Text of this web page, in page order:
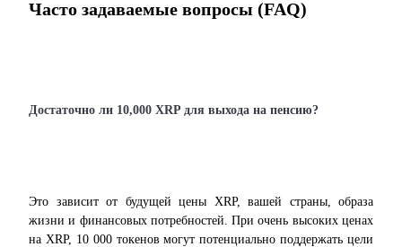
Часто задаваемые вопросы (FAQ)
Достаточно ли 10,000 XRP для выхода на пенсию?
Это зависит от будущей цены XRP, вашей страны, образа
жизни и финансовых потребностей. При очень высоких ценах
на XRP, 10 000 токенов могут потенциально поддержать цели